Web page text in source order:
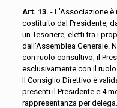
Art. 13. - L’Associazione
costituito dal Presidente,
un Tesoriere, eletti tra i
dall’Assemblea Generale.
con ruolo consultivo, il
esclusivamente con il
Il Consiglio Direttivo è
presenti il Presidente e 4
rappresentanza per